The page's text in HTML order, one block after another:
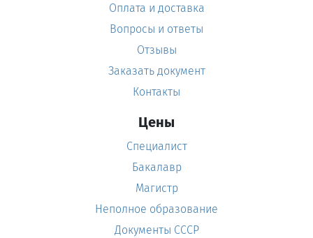
Оплата и доставка
Вопросы и ответы
Отзывы
Заказать документ
Контакты
Цены
Специалист
Бакалавр
Магистр
Неполное образование
Документы СССР